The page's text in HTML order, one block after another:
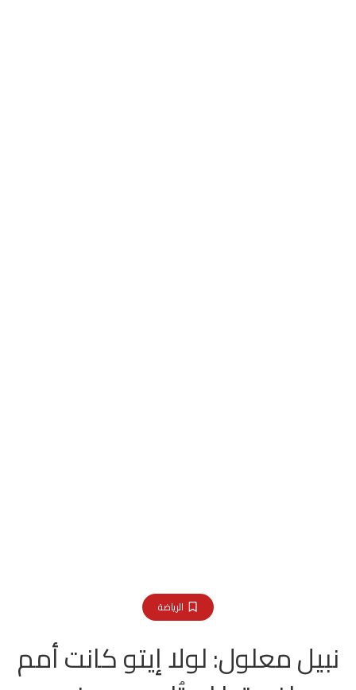
الرياضة
نبيل معلول: لولا إيتو كانت أمم